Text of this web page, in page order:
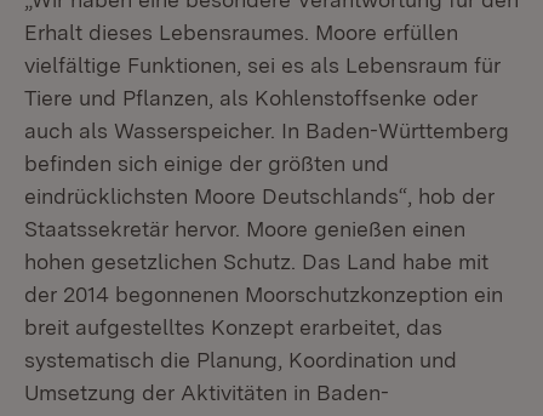
Erhalt dieses Lebensraumes. Moore erfüllen
vielfältige Funktionen, sei es als Lebensraum für
Tiere und Pflanzen, als Kohlenstoffsenke oder
auch als Wasserspeicher. In Baden-Württemberg
befinden sich einige der größten und
eindrücklichsten Moore Deutschlands“, hob der
Staatssekretär hervor. Moore genießen einen
hohen gesetzlichen Schutz. Das Land habe mit
der 2014 begonnenen Moorschutzkonzeption ein
breit aufgestelltes Konzept erarbeitet, das
systematisch die Planung, Koordination und
Umsetzung der Aktivitäten in Baden-